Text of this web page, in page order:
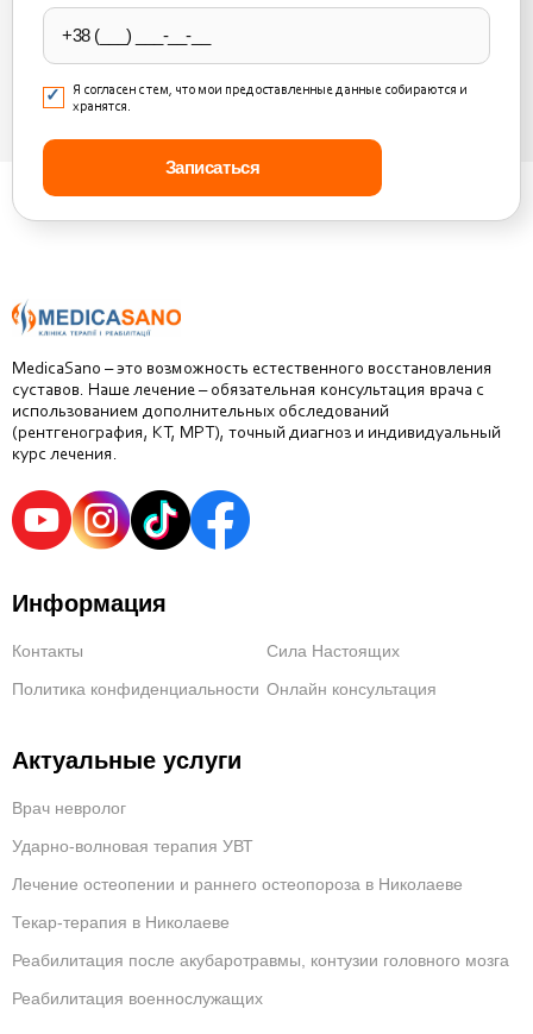
empty.
Я согласен с тем, что мои предоставленные данные собираются и
хранятся.
MedicaSano – это возможность естественного восстановления
суставов. Наше лечение – обязательная консультация врача с
использованием дополнительных обследований
(рентгенография, КТ, МРТ), точный диагноз и индивидуальный
курс лечения.
Информация
Контакты
Сила Настоящих
Политика конфиденциальности Онлайн консультация
Актуальные услуги
Врач невролог
Ударно-волновая терапия УВТ
Лечение остеопении и раннего остеопороза в Николаеве
Текар-терапия в Николаеве
Реабилитация после акубаротравмы, контузии головного мозга
Реабилитация военнослужащих